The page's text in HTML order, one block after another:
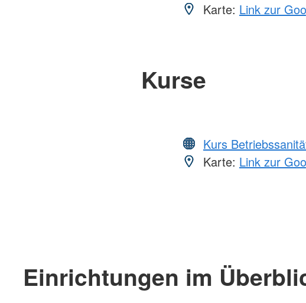
Karte: Link zur
Kurse
Kurs
Karte: Link zur
Einrichtungen im